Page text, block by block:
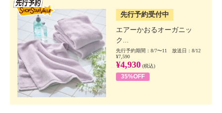
先行予約受付中
エアーかおるオーガニッ
ク...
先行予約期間：8/7〜11 放送日：8/12
¥7,590
¥4,930 (税込)
35%OFF